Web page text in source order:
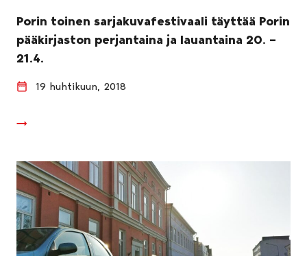
Porin toinen sarjakuvafestivaali täyttää Porin
pääkirjaston perjantaina ja lauantaina 20. –
21.4.
19 huhtikuun, 2018